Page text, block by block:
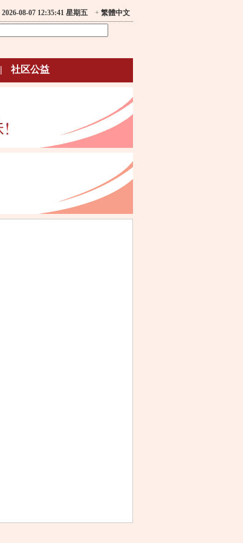
2026-08-07 12:35:41 星期五 + 繁體中文
| 社区公益